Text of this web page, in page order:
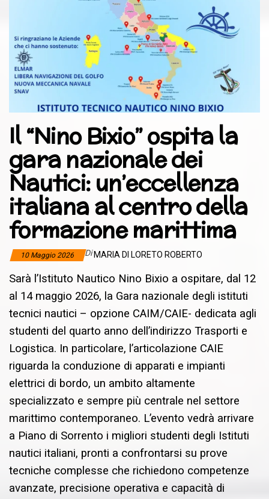
Il “Nino Bixio” ospita la
gara nazionale dei
Nautici: un’eccellenza
italiana al centro della
formazione marittima
10 Maggio 2026 Di MARIA DI LORETO ROBERTO
Sarà l’Istituto Nautico Nino Bixio a ospitare, dal 12
al 14 maggio 2026, la Gara nazionale degli istituti
tecnici nautici – opzione CAIM/CAIE- dedicata agli
studenti del quarto anno dell’indirizzo Trasporti e
Logistica. In particolare, l’articolazione CAIE
riguarda la conduzione di apparati e impianti
elettrici di bordo, un ambito altamente
specializzato e sempre più centrale nel settore
marittimo contemporaneo. L’evento vedrà arrivare
a Piano di Sorrento i migliori studenti degli Istituti
nautici italiani, pronti a confrontarsi su prove
tecniche complesse che richiedono competenze
avanzate, precisione operativa e capacità di